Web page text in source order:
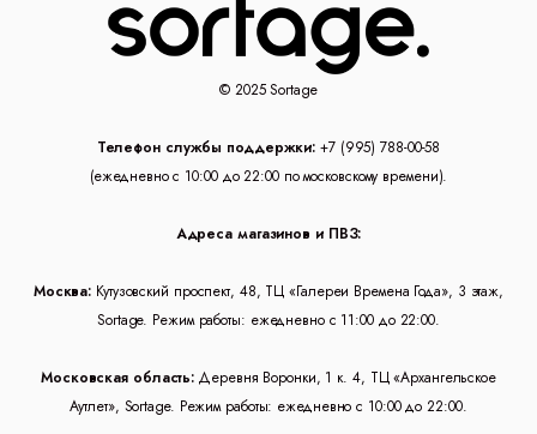
© 2025 Sortage
Телефон службы поддержки: +7 (995) 788-00-58
(ежедневно с 10:00 до 22:00 по московскому времени).
Адреса магазинов и ПВЗ:
Москва: Кутузовский проспект, 48, ТЦ «Галереи Времена Года», 3 этаж,
Sortage. Режим работы: ежедневно с 11:00 до 22:00.
Московская область: Деревня Воронки, 1 к. 4, ТЦ «Архангельское
Аутлет», Sortage. Режим работы: ежедневно с 10:00 до 22:00.